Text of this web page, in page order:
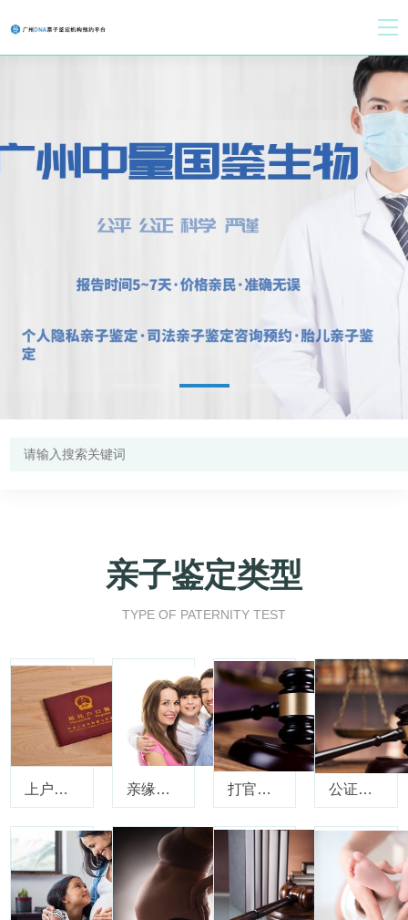
亲子鉴定类型
TYPE OF PATERNITY TEST
上户口亲子鉴定 亲缘关系鉴定 打官司亲子鉴定 公证亲子鉴定